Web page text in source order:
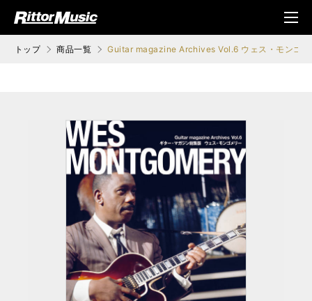
ジック (Rittor Musi
メニ
ュ
トップ 商品一覧 Guitar magazine Archives Vol.6 ウェス・モンゴメ